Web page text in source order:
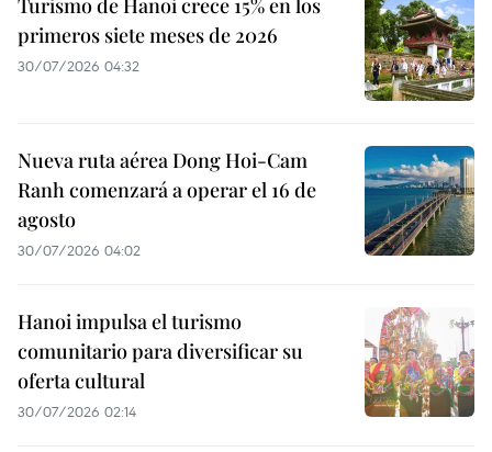
Turismo de Hanoi crece 15% en los
primeros siete meses de 2026
30/07/2026 04:32
Nueva ruta aérea Dong Hoi-Cam
Ranh comenzará a operar el 16 de
agosto
30/07/2026 04:02
Hanoi impulsa el turismo
comunitario para diversificar su
oferta cultural
30/07/2026 02:14